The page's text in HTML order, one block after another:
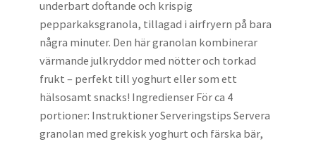
underbart doftande och krispig
pepparkaksgranola, tillagad i airfryern på bara
några minuter. Den här granolan kombinerar
värmande julkryddor med nötter och torkad
frukt – perfekt till yoghurt eller som ett
hälsosamt snacks! Ingredienser För ca 4
portioner: Instruktioner Serveringstips Servera
granolan med grekisk yoghurt och färska bär,